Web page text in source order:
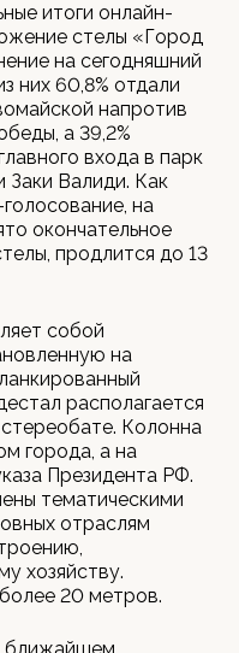
итоги онлайн-
стелы «Город
на сегодняшний
них 60,8% отдали
напротив
а 39,2%
входа в парк
Заки Валиди. Как
на
окончательное
продлится до 13
собой
на
располагается
Колонна
города, а на
Президента РФ.
тематическими
отраслям
хозяйству.
20 метров.